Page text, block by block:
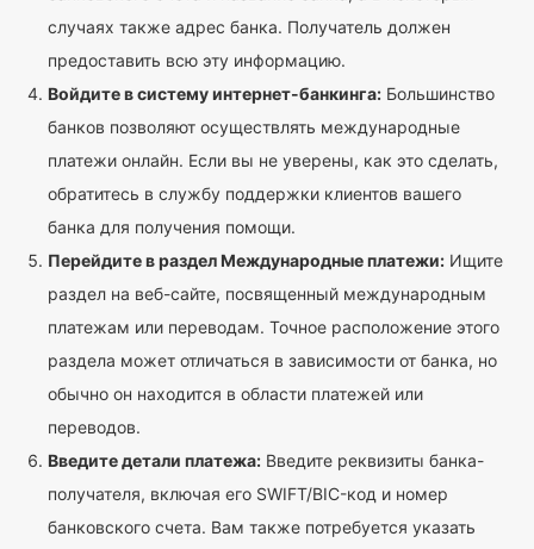
случаях также адрес банка. Получатель должен
предоставить всю эту информацию.
Войдите в систему интернет-банкинга: Большинство
банков позволяют осуществлять международные
платежи онлайн. Если вы не уверены, как это сделать,
обратитесь в службу поддержки клиентов вашего
банка для получения помощи.
Перейдите в раздел Международные платежи: Ищите
раздел на веб-сайте, посвященный международным
платежам или переводам. Точное расположение этого
раздела может отличаться в зависимости от банка, но
обычно он находится в области платежей или
переводов.
Введите детали платежа: Введите реквизиты банка-
получателя, включая его SWIFT/BIC-код и номер
банковского счета. Вам также потребуется указать